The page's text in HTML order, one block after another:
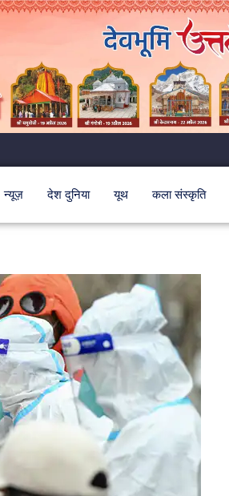
न्यूज़ देश दुनिया यूथ कला संस्कृति